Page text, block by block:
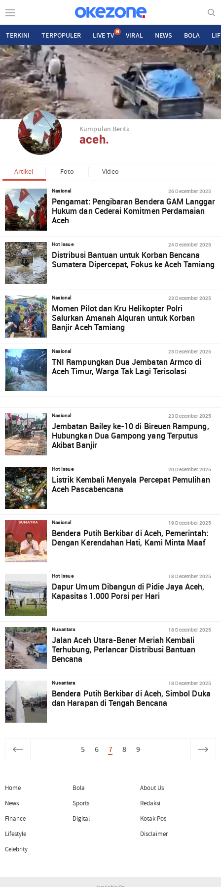
TERKINI TERPOPULER LIVE TV N VIRAL NEWS BOLA
Kumpulan Berita
aceh.
Artikel Foto Video
Nasional 26 December 2025
Pengamat: Pengibaran Bendera GAM Langgar
Hukum dan Cederai Komitmen Perdamaian
Aceh
Hot Issue 24 December 2025
Distribusi Bantuan untuk Korban Bencana
Sumatera Dipercepat, Fokus ke Aceh Tamiang
Nasional 23 December 2025
Momen Pilot dan Kru Helikopter Polri
Salurkan Amanah Alquran untuk Korban
Banjir Aceh Tamiang
Nasional 23 December 2025
TNI Rampungkan Dua Jembatan Armco di
Aceh Timur, Warga Tak Lagi Terisolasi
Nasional 23 December 2025
Jembatan Bailey ke-10 di Bireuen Rampung,
Hubungkan Dua Gampong yang Terputus
Akibat Banjir
Hot Issue 20 December 2025
Listrik Kembali Menyala Percepat Pemulihan
Aceh Pascabencana
Nasional 19 December 2025
Bendera Putih Berkibar di Aceh, Pemerintah:
Dengan Kerendahan Hati, Kami Minta Maaf
Hot Issue 18 December 2025
Dapur Umum Dibangun di Pidie Jaya Aceh,
Kapasitas 1.000 Porsi per Hari
Nusantara 18 December 2025
Jalan Aceh Utara-Bener Meriah Kembali
Terhubung, Perlancar Distribusi Bantuan
Bencana
Nusantara 18 December 2025
Bendera Putih Berkibar di Aceh, Simbol Duka
dan Harapan di Tengah Bencana
5 6 7 8 9
Home
News
Finance
Lifestyle
Celebrity
Bola
Sports
Digital
About Us
Redaksi
Kotak Pos
Disclaimer